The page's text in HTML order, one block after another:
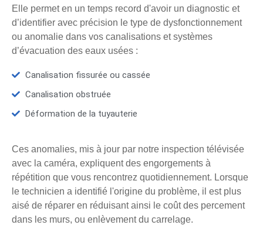
Elle permet en un temps record d'avoir un diagnostic et
d’identifier avec précision le type de dysfonctionnement
ou anomalie dans vos canalisations et systèmes
d’évacuation des eaux usées :
Canalisation fissurée ou cassée
Canalisation obstruée
Déformation de la tuyauterie
Ces anomalies, mis à jour par notre inspection télévisée
avec la caméra, expliquent des engorgements à
répétition que vous rencontrez quotidiennement. Lorsque
le technicien a identifié l'origine du problème, il est plus
aisé de réparer en réduisant ainsi le coût des percement
dans les murs, ou enlèvement du carrelage.